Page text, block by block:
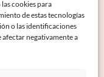
cookies para
de estas tecnologías
o las identificaciones
negativamente a